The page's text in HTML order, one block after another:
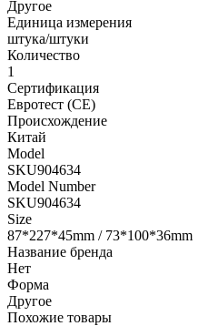
Другое
Единица измерения
штука/штуки
Количество
1
Сертификация
Евротест (СЕ)
Происхождение
Китай
Model
SKU904634
Model Number
SKU904634
Size
87*227*45mm / 73*100*36mm
Название бренда
Нет
Форма
Другое
Похожие товары